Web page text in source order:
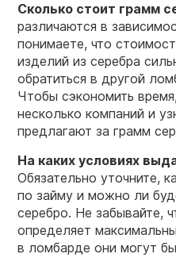
Сколько стоит грамм
различаются в
понимаете, что
изделий из серебра
обратиться в другой
Чтобы сэкономить
несколько компаний и
предлагают за грамм
На каких условиях
Обязательно уточните,
по займу и можно ли
серебро. Не забывайте,
определяет
в ломбарде они могут